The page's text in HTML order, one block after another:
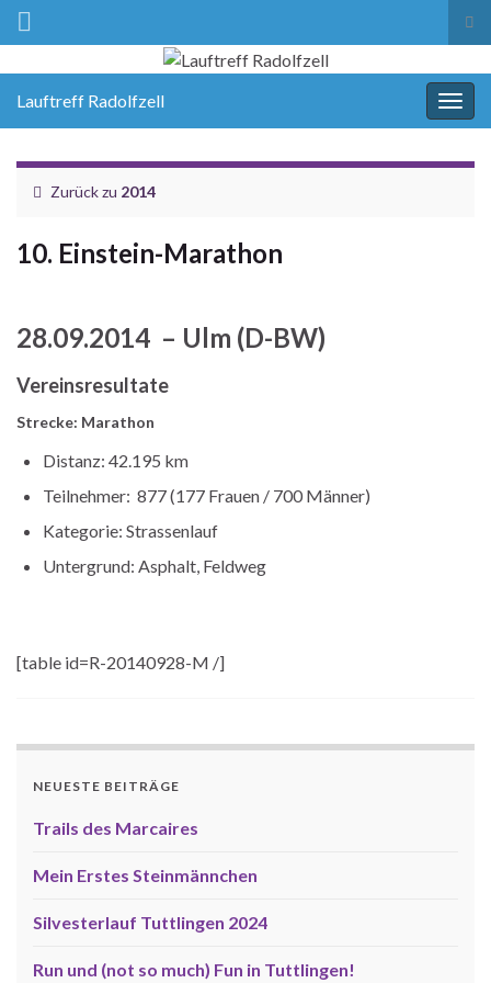
Lauftreff Radolfzell
Zurück zu 2014
10. Einstein-Marathon
28.09.2014 – Ulm (D-BW)
Vereinsresultate
Strecke: Marathon
Distanz: 42.195 km
Teilnehmer: 877 (177 Frauen / 700 Männer)
Kategorie: Strassenlauf
Untergrund: Asphalt, Feldweg
[table id=R-20140928-M /]
NEUESTE BEITRÄGE
Trails des Marcaires
Mein Erstes Steinmännchen
Silvesterlauf Tuttlingen 2024
Run und (not so much) Fun in Tuttlingen!